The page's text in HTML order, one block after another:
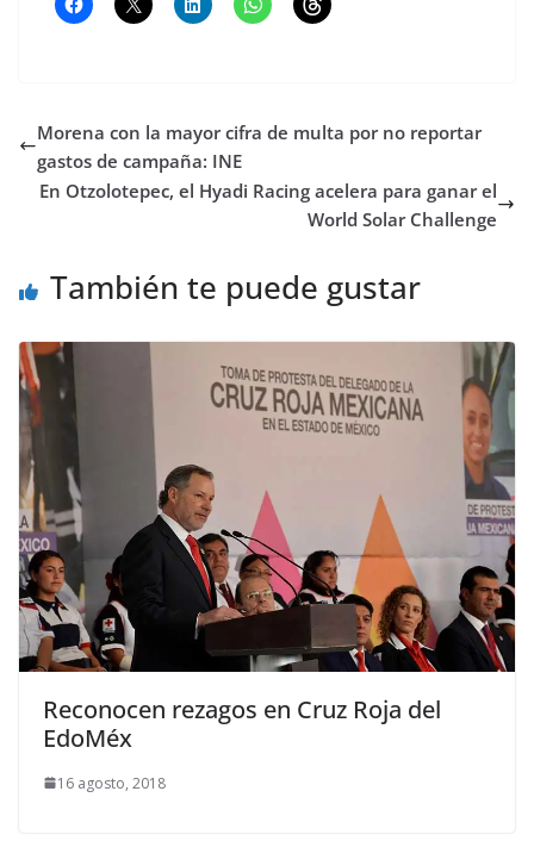
Morena con la mayor cifra de multa por no reportar
gastos de campaña: INE
En Otzolotepec, el Hyadi Racing acelera para ganar el
World Solar Challenge
También te puede gustar
Reconocen rezagos en Cruz Roja del
EdoMéx
16 agosto, 2018